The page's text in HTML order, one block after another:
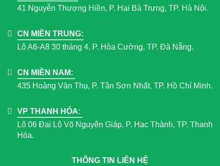
41 Nguyễn Thượng Hiền, P. Hai Bà Trưng, TP. Hà Nội.
CN MIỀN TRUNG:
Lô A6-A8 30 tháng 4, P. Hòa Cường, TP. Đà Nẵng.
CN MIỀN NAM:
435 Hoàng Văn Thụ, P. Tân Sơn Nhất, TP. Hồ Chí Minh.
VP THANH HÓA:
Lô 06 Đại Lộ Võ Nguyên Giáp, P. Hạc Thành, TP. Thanh
Hóa.
THÔNG TIN LIÊN HỆ